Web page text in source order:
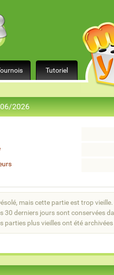
Tutoriel
2026
mais cette partie est trop vieille.
30 derniers jours sont conservées
parties plus vieilles ont été archivées